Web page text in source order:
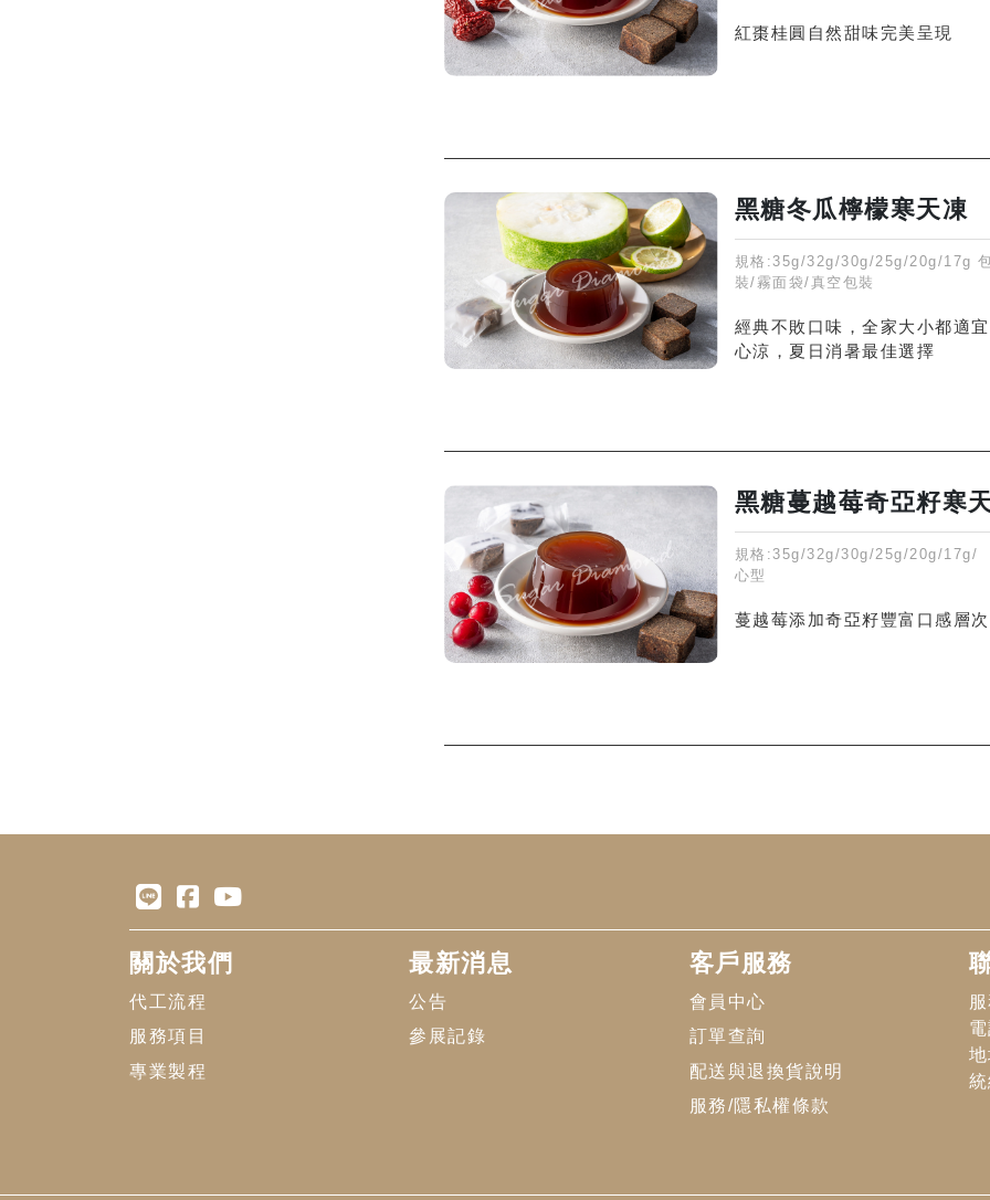
紅棗桂圓自然甜味完美呈現
黑糖冬瓜檸檬寒天凍
規格:35g/32g/30g/25g/20g/17g
裝/霧面袋/真空包裝
經典不敗口味，全家大小都適
心涼，夏日消暑最佳選擇
黑糖蔓越莓奇亞籽寒
規格:35g/32g/30g/25g/20g/
心型
蔓越莓添加奇亞籽豐富口感層
關於我們
代工流程
服務項目
專業製程
最新消息
公告
參展記錄
客戶服務
會員中心
訂單查詢
配送與退換貨說明
服務/隱私權條款